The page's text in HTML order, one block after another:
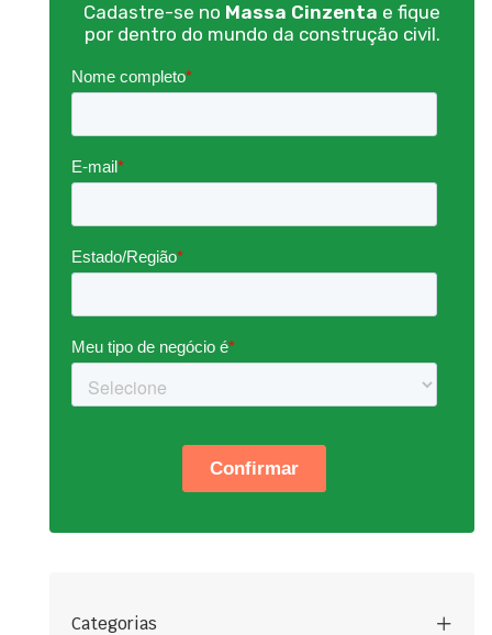
Cadastre-se no Massa Cinzenta e fique
por dentro do mundo da construção civil.
Categorias